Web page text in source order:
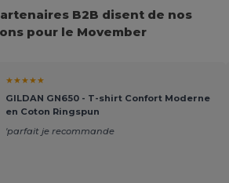
B2B disent de nos
pour le Movember
★★★★★
GILDAN GN650 - T-shirt Confort Moderne
en Coton Ringspun
'parfait je recommande